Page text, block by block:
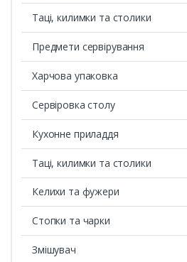
Таці, килимки та столики
Предмети сервірування
Харчова упаковка
Сервіровка столу
Кухонне приладдя
Таці, килимки та столики
Келихи та фужери
Стопки та чарки
Змішувач